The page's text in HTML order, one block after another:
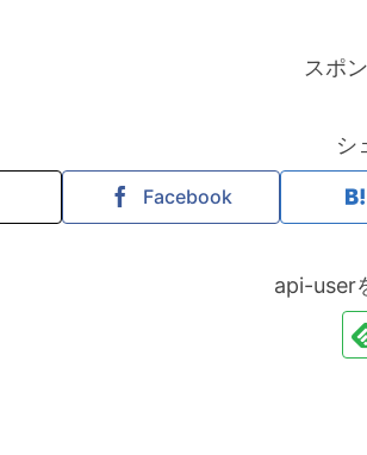
スポ
シ
Facebook
api-user